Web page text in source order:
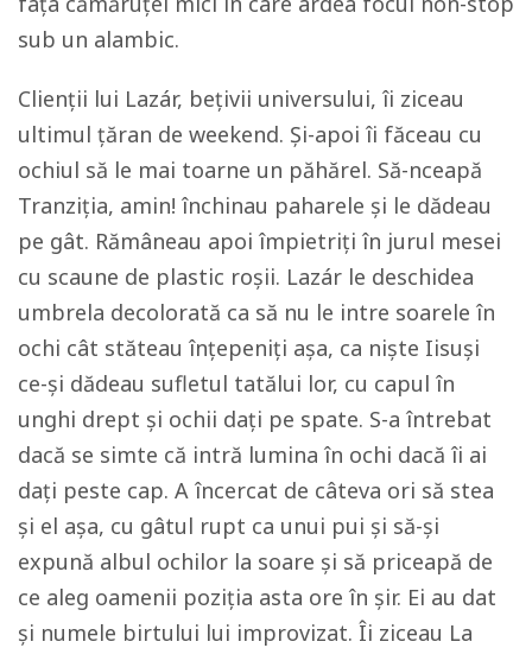
sub un alambic.
Clienții lui Lazár, bețivii universului, îi ziceau
ultimul țăran de weekend. Și-apoi îi făceau cu
ochiul să le mai toarne un păhărel. Să-nceapă
Tranziția, amin! închinau paharele și le dădeau
pe gât. Rămâneau apoi împietriți în jurul mesei
cu scaune de plastic roșii. Lazár le deschidea
umbrela decolorată ca să nu le intre soarele în
ochi cât stăteau înțepeniți așa, ca niște Iisuși
ce-și dădeau sufletul tatălui lor, cu capul în
unghi drept și ochii dați pe spate. S-a întrebat
dacă se simte că intră lumina în ochi dacă îi ai
dați peste cap. A încercat de câteva ori să stea
și el așa, cu gâtul rupt ca unui pui și să-și
expună albul ochilor la soare și să priceapă de
ce aleg oamenii poziția asta ore în șir. Ei au dat
și numele birtului lui improvizat. Îi ziceau La